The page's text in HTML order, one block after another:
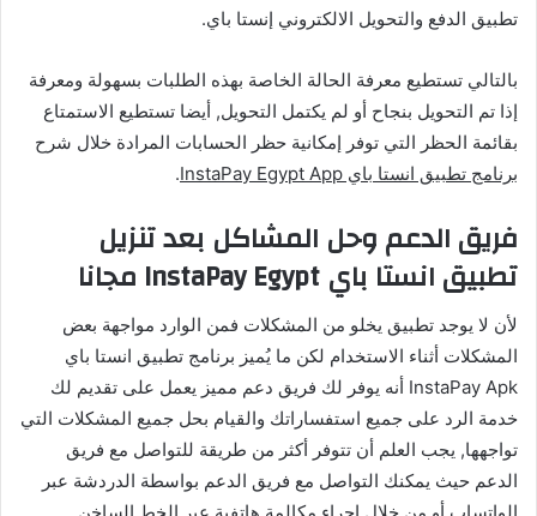
تطبيق الدفع والتحويل الالكتروني إنستا باي.
بالتالي تستطيع معرفة الحالة الخاصة بهذه الطلبات بسهولة ومعرفة
إذا تم التحويل بنجاح أو لم يكتمل التحويل, أيضا تستطيع الاستمتاع
بقائمة الحظر التي توفر إمكانية حظر الحسابات المرادة خلال شرح
برنامج تطبيق انستا باي InstaPay Egypt App
.
فريق الدعم وحل المشاكل بعد تنزيل
تطبيق انستا باي InstaPay Egypt مجانا
لأن لا يوجد تطبيق يخلو من المشكلات فمن الوارد مواجهة بعض
المشكلات أثناء الاستخدام لكن ما يُميز برنامج تطبيق انستا باي
InstaPay Apk أنه يوفر لك فريق دعم مميز يعمل على تقديم لك
خدمة الرد على جميع استفساراتك والقيام بحل جميع المشكلات التي
تواجهها, يجب العلم أن تتوفر أكثر من طريقة للتواصل مع فريق
الدعم حيث يمكنك التواصل مع فريق الدعم بواسطة الدردشة عبر